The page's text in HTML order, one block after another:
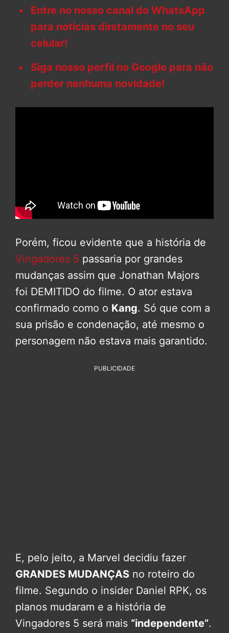
Entre no nosso canal do WhatsApp
para notícias diretamente no seu
celular!
Siga nosso perfil no Google para não
perder nenhuma novidade!
Porém, ficou evidente que a história de
Vingadores 5 passaria por grandes
mudanças assim que Jonathan Majors
foi DEMITIDO do filme. O ator estava
confirmado como o Kang. Só que com a
sua prisão e condenação, até mesmo o
personagem não estava mais garantido.
PUBLICIDADE
E, pelo jeito, a Marvel decidiu fazer
GRANDES MUDANÇAS no roteiro do
filme. Segundo o insider Daniel RPK, os
planos mudaram e a história de
Vingadores 5 será mais “independente”.